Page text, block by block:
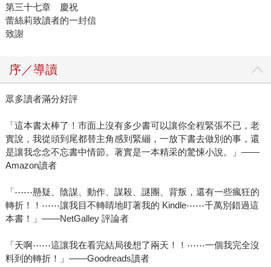
第三十七章 慶祝
蕾絲莉致讀者的一封信
致謝
序／導讀
眾多讀者滿分好評
「這本書太棒了！市面上沒有多少書可以讓你全程緊張不已，老
實說，我從頭到尾都替主角感到緊繃，一放下書去做別的事，還
是讓我念念不忘書中情節。著實是一本精采的驚悚小說。」——
Amazon讀者
「⋯⋯懸疑、陰謀、動作、謀殺、謎團、背叛，還有一些瘋狂的
轉折！！⋯⋯讓我目不轉睛地盯著我的 Kindle⋯⋯千萬別錯過這
本書！」——NetGalley 評論者
「天啊⋯⋯這讓我在看完結局後想了兩天！！⋯⋯一個我完全沒
料到的轉折！」——Goodreads讀者